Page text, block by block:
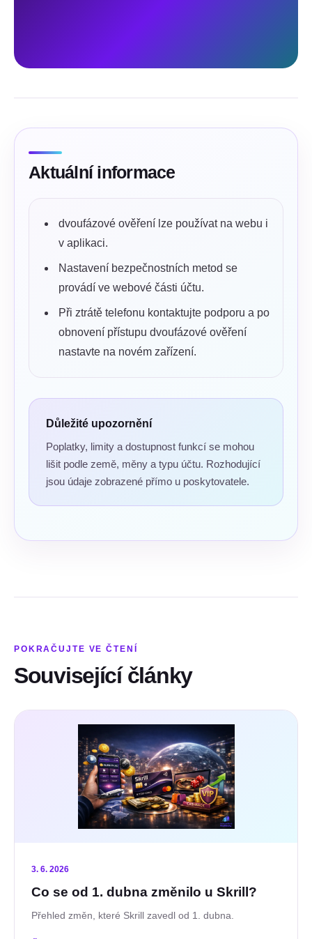
Aktuální informace
dvoufázové ověření lze používat na webu i
v aplikaci.
Nastavení bezpečnostních metod se
provádí ve webové části účtu.
Při ztrátě telefonu kontaktujte podporu a po
obnovení přístupu dvoufázové ověření
nastavte na novém zařízení.
Důležité upozornění
Poplatky, limity a dostupnost funkcí se mohou
lišit podle země, měny a typu účtu. Rozhodující
jsou údaje zobrazené přímo u poskytovatele.
POKRAČUJTE VE ČTENÍ
Související články
3. 6. 2026
Co se od 1. dubna změnilo u Skrill?
Přehled změn, které Skrill zavedl od 1. dubna.